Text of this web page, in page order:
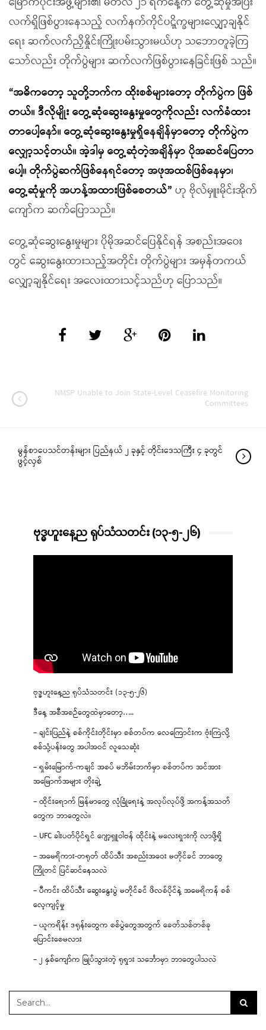
လက်ရှိဖြစ်ပွားနေသည့် လက်နက်ကိုင်ပဋ္ဋိက္ခများလျှော့ချနိုင်
ရေး ဆက်လက်ညှိနှိုင်းကြိုးပမ်းသွားမယ်ဟု သဘောတူခဲ့ကြ
သော်လည်း တိုက်ပွဲများ ဆက်လက်ဖြစ်ပွားနေခြင်းဖြစ် သည်။
“အဓိကတော့ သူတို့ဘက်က ထိုးစစ်များတော့ တိုက်ပွဲက ဖြစ်
တယ်။ ဒီလိုမျိုး တွေ့ဆုံဆွေးနွေးမှုတွေကိုလည်း လက်ခံထား
တာပေါ့နော်။ တွေ့ဆုံဆွေးနွေးမှုရှိနေချိန်မှာတော့ တိုက်ပွဲက
လျှော့သင့်တယ်။ အဲ့ဒါမှ တွေ့ဆုံတဲ့အချိန်မှာ ပိုအဆင်ပြေတာ
ပေါ့။ တိုက်ပွဲဆက်ဖြစ်နေရင်တော့ အဖုအထစ်ဖြစ်နေမှာ၊
တွေ့ဆုံမှုကို အဟန့်အထားဖြစ်စေတယ်” ဟု ဗိုလ်မှူးမိုင်းအိုက်
ကျော်က ဆက်ပြောသည်။
တွေ့ဆုံဆွေးနွေးမှုများ ပိုမိုအဆင်ပြေနိုင်ရန် အစည်းအဝေး
တွင် ဆွေးနွေးထားသည့်အတိုင်း တိုက်ပွဲများ အမှန်တကယ်
လျှော့ချနိုင်ရေး အလေးထားသင့်သည်ဟု ပြောသည်။
NMSP Unable to Join State-Level Ceasefire Monitoring
Committees
မွန်စာပေသင်တန်းများ ပြည်နယ် ၂ ခုနှင့် တိုင်းဒေသကြီး ၄ ခုတွင်
ဖွင့်လှစ်
ဗုဒ္ဓဟူးနေ့ည ရုပ်သံသတင်း (၁၃-၅-၂၆)
ဗုဒ္ဓဟူးနေ့ည ရုပ်သံသတင်း (၁၃-၅-၂၆)
ဒီနေ့ အစီအစဉ်တွေထဲမှာတော့…..
– ချင်းပြည်နဲ့ စစ်ကိုင်းတိုင်းမှာ စစ်တပ်က လေကြောင်းက ဗုံးကြဲလို့
စစ်သုံ့ပန်းတွေ အပါအဝင် လူသေဆုံး
– ရှမ်းမြောက်-ကချင် အစပ် မဘိမ်းဘက်မှာ စစ်တပ်က အင်အား
အမြောက်အများ တိုးချဲ့
– ထိုင်းရောက် မြန်မာတွေ လုံခြုံရေးနဲ့ အလုပ်လုပ်ဖို့ အကန့်အသတ်
တွေက ဘာတွေလဲ။
– UFC ခါးပတ်ပိုင်ရှင် ဂျော့ရှူဝါဗန် ထိုင်းနဲ့ မလေးရှားကို လာဖို့ရှိ
– အမေရိကား-တရုတ် ထိပ်သီး အစည်းအဝေး မတိုင်ခင် ဘာတွေ
ကြိုတင် ပြင်ဆင်နေသလဲ
– ပီကင်း ထိပ်သီး ဆွေးနွေးပွဲ မတိုင်ခင် ဖိလစ်ပိုင်နဲ့ အမေရိကန် စစ်
လေ့ကျင့်မှု
– ယူကရိန်း ဒရုန်းတွေက စစ်ပွဲတွေအတွက် ခေတ်သစ်တစ်ခု
ပြောင်းစေမလား
– ၂ နှစ်ကျော်က မြုပ်သွားတဲ့ ရုရှား သင်္ဘောမှာ ဘာတွေပါသလဲ